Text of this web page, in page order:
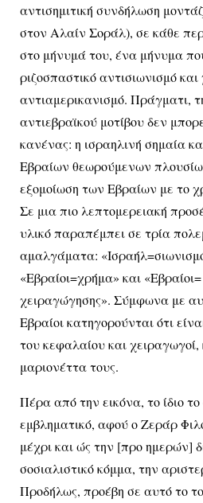
αντισημιτική συνδήλωση
στον Αλαίν Σοράλ), σε κάθε
στο μήνυμά του, ένα μήνυμα
ριζοσπαστικό αντισιωνισμό και
αντιαμερικανισμό. Πράγματι,
αντιεβραϊκού μοτίβου δεν
κανένας: η ισραηλινή σημαία
Εβραίων θεωρούμενων
εξομοίωση των Εβραίων με το
Σε μια πιο λεπτομερειακή
υλικό παραπέμπει σε τρία
αμαλγάματα:
«Εβραίοι=χρήμα» και
χειραγώγησης». Σύμφωνα με
Εβραίοι κατηγορούνται ότι
του κεφαλαίου και
μαριονέττα τους.
Πέρα από την εικόνα, το ίδιο το
εμβληματικό, αφού ο Ζεράρ
μέχρι και ώς την [προ ημερών]
σοσιαλιστικό κόμμα, την
Προδήλως, προέβη σε αυτό το